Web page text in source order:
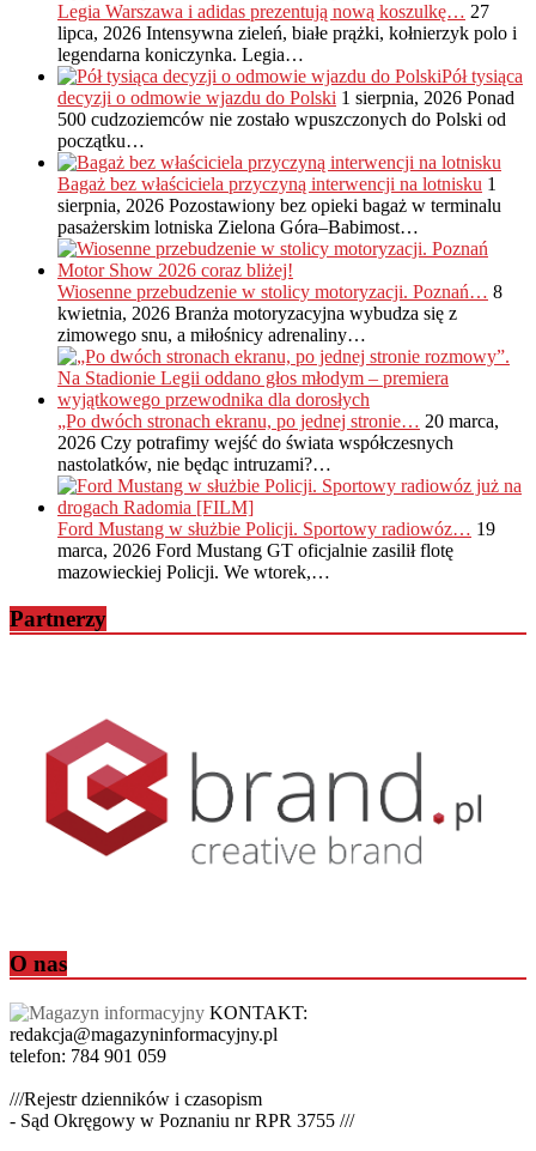
Legia Warszawa i adidas prezentują nową koszulkę… 27
lipca, 2026 Intensywna zieleń, białe prążki, kołnierzyk polo i
legendarna koniczynka. Legia…
Pół tysiąca
decyzji o odmowie wjazdu do Polski 1 sierpnia, 2026 Ponad
500 cudzoziemców nie zostało wpuszczonych do Polski od
początku…
Bagaż bez właściciela przyczyną interwencji na lotnisku 1
sierpnia, 2026 Pozostawiony bez opieki bagaż w terminalu
pasażerskim lotniska Zielona Góra–Babimost…
Wiosenne przebudzenie w stolicy motoryzacji. Poznań… 8
kwietnia, 2026 Branża motoryzacyjna wybudza się z
zimowego snu, a miłośnicy adrenaliny…
„Po dwóch stronach ekranu, po jednej stronie… 20 marca,
2026 Czy potrafimy wejść do świata współczesnych
nastolatków, nie będąc intruzami?…
Ford Mustang w służbie Policji. Sportowy radiowóz… 19
marca, 2026 Ford Mustang GT oficjalnie zasilił flotę
mazowieckiej Policji. We wtorek,…
Partnerzy
O nas
KONTAKT:
redakcja@magazyninformacyjny.pl
telefon: 784 901 059
///Rejestr dzienników i czasopism
- Sąd Okręgowy w Poznaniu nr RPR 3755 ///